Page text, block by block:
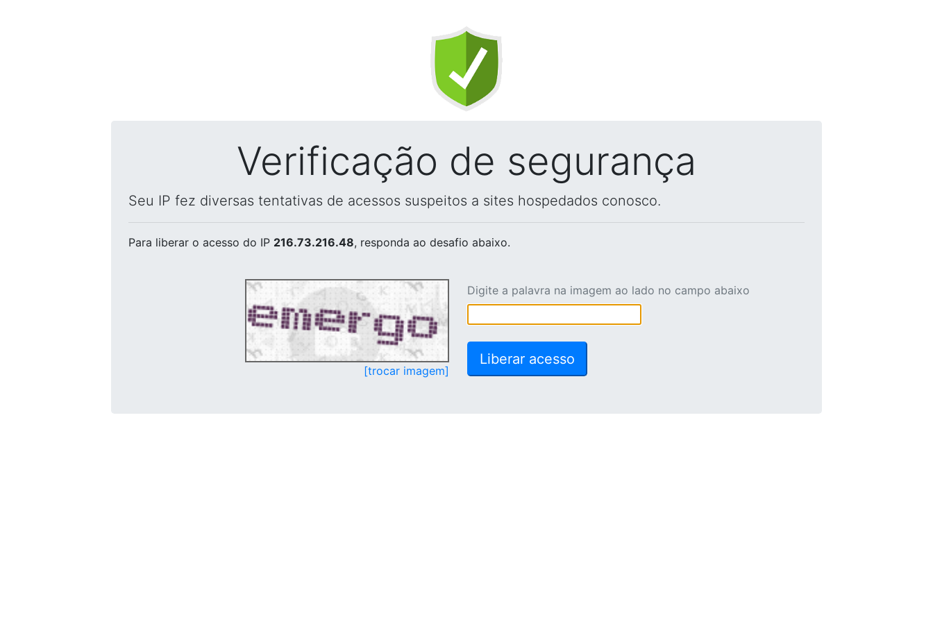
Verificação de segurança
Seu IP fez diversas tentativas de acessos suspeitos a sites hospedados conosco.
Para liberar o acesso do IP 216.73.216.48, responda ao desafio abaixo.
[trocar imagem]
Digite a palavra na imagem ao lado no campo abaixo